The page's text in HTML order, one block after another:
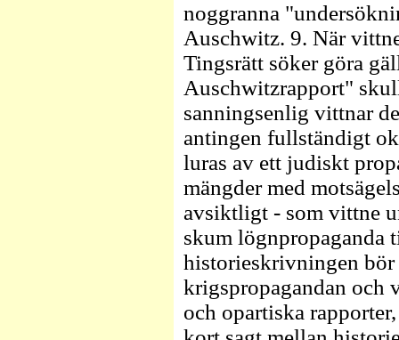
noggranna
Auschwitz. 9. När
Tingsrätt söker göra
Auschwitzrapport"
sanningsenlig vittnar
antingen fullständigt
luras av ett judiskt
mängder med
avsiktligt - som vittne
skum lögnpropaganda
historieskrivningen
krigspropagandan och
och opartiska